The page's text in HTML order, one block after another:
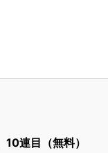
10連目（無料）